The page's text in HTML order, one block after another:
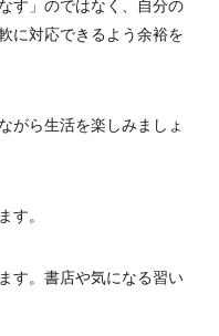
す」のではなく、自分の
に対応できるよう余裕を
がら生活を楽しみましょ
す。
す。書店や気になる習い